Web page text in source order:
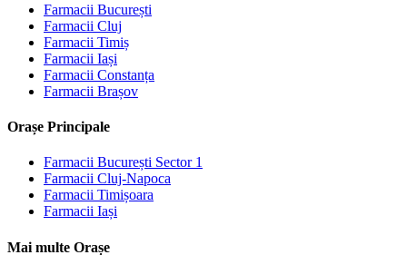
Farmacii București
Farmacii Cluj
Farmacii Timiș
Farmacii Iași
Farmacii Constanța
Farmacii Brașov
Orașe Principale
Farmacii București Sector 1
Farmacii Cluj-Napoca
Farmacii Timișoara
Farmacii Iași
Mai multe Orașe